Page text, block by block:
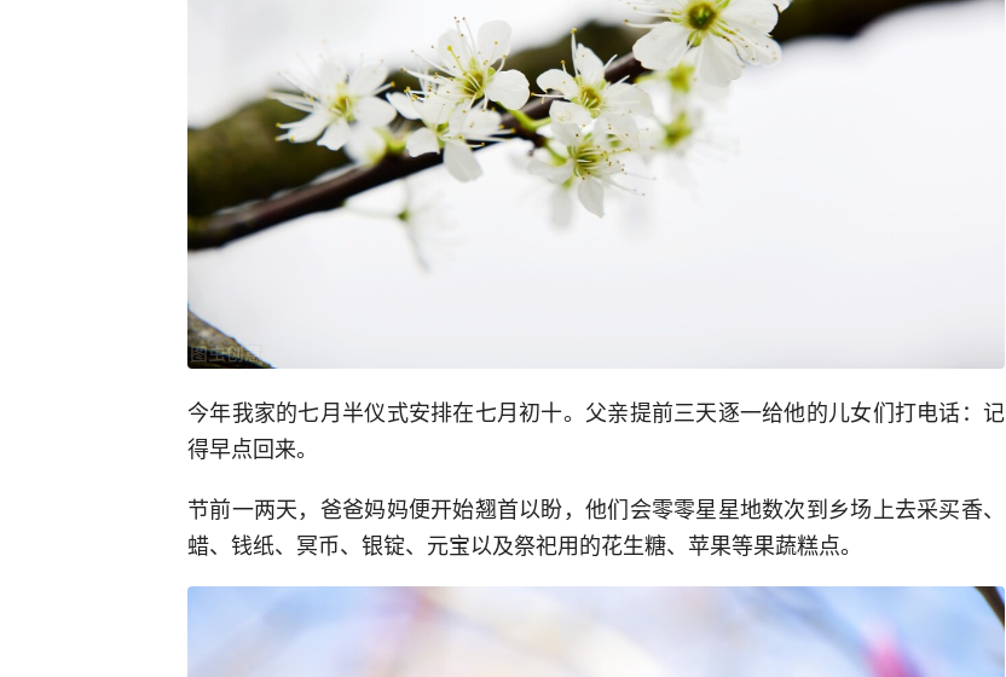
今年我家的七月半仪式安排在七月初十。父亲提前三天逐一给他的儿女们打电话：记
得早点回来。
节前一两天，爸爸妈妈便开始翘首以盼，他们会零零星星地数次到乡场上去采买香、
蜡、钱纸、冥币、银锭、元宝以及祭祀用的花生糖、苹果等果蔬糕点。